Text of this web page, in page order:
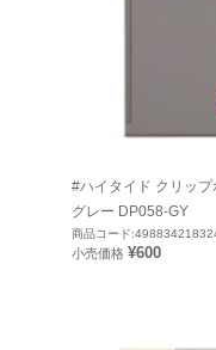
#ハイタイド クリッ
グレー DP058-GY
商品コード
小売価格 ¥600